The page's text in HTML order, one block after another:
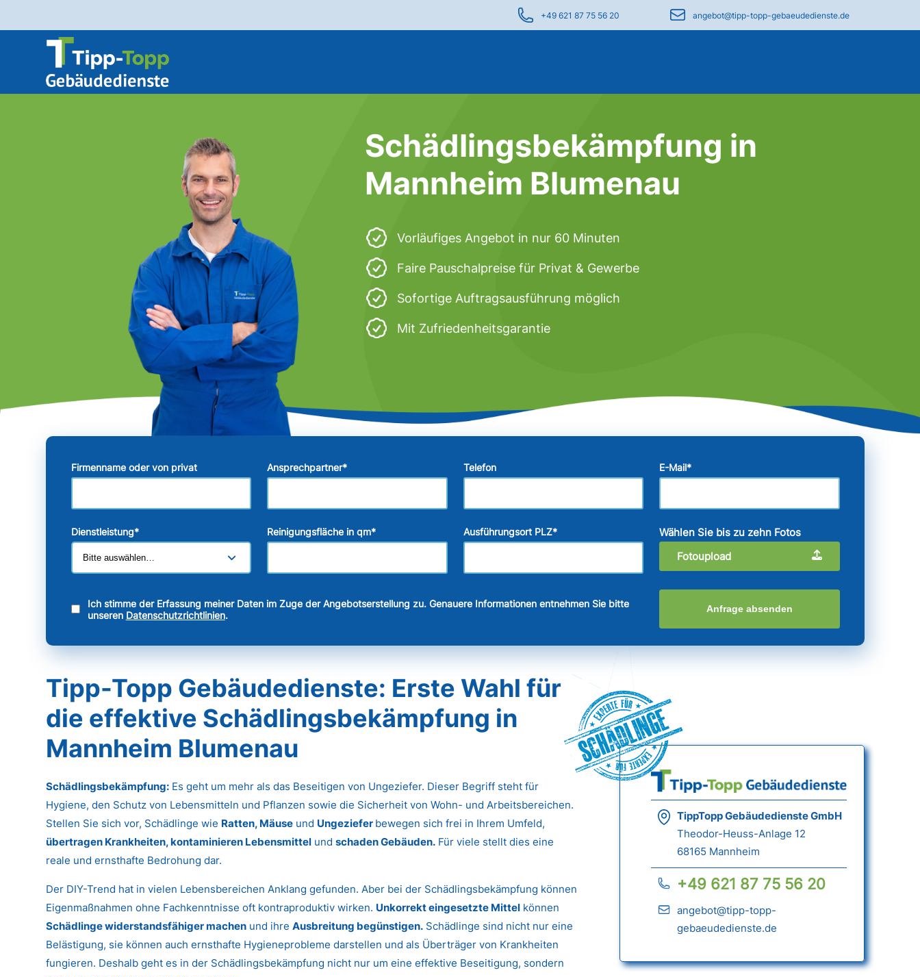
+49 621 87 75 56 20 angebot@tipp-topp-gebaeudedienste.de
Schädlingsbekämpfung in
Mannheim Blumenau
Vorläufiges Angebot in nur 60 Minuten
Faire Pauschalpreise für Privat & Gewerbe
Sofortige Auftragsausführung möglich
Mit Zufriedenheitsgarantie
Firmenname oder von privat Ansprechpartner* Telefon E-Mail*
Dienstleistung* Reinigungsfläche in qm* Ausführungsort PLZ*
Wählen Sie bis zu zehn Fotos
Fotoupload
Ich stimme der Erfassung meiner Daten im Zuge der Angebotserstellung zu. Genauere Informationen entnehmen Sie bitte
unseren Datenschutzrichtlinien.
Anfrage absenden
Tipp-Topp Gebäudedienste: Erste Wahl für
die effektive Schädlingsbekämpfung in
Mannheim Blumenau
Schädlinge
TippTopp Gebäudedienste GmbH
Theodor-Heuss-Anlage 12
68165 Mannheim
+49 621 87 75 56 20
angebot@tipp-topp-
gebaeudedienste.de
Schädlingsbekämpfung: Es geht um mehr als das Beseitigen von Ungeziefer. Dieser Begriff steht für
Hygiene, den Schutz von Lebensmitteln und Pflanzen sowie die Sicherheit von Wohn- und Arbeitsbereichen.
Stellen Sie sich vor, Schädlinge wie Ratten, Mäuse und Ungeziefer bewegen sich frei in Ihrem Umfeld,
übertragen Krankheiten, kontaminieren Lebensmittel undschaden Gebäuden. Für viele stellt dies eine
reale und ernsthafte Bedrohung dar.
Der DIY-Trend hat in vielen Lebensbereichen Anklang gefunden. Aber bei der Schädlingsbekämpfung können
Eigenmaßnahmen ohne Fachkenntnisse oft kontraproduktiv wirken. Unkorrekt eingesetzte Mittel können
Schädlinge widerstandsfähiger machen und ihreAusbreitung begünstigen. Schädlinge sind nicht nur eine
Belästigung, sie können auch ernsthafte Hygieneprobleme darstellen und als Überträger von Krankheiten
fungieren. Deshalb geht es in der Schädlingsbekämpfung nicht nur um eine effektive Beseitigung, sondern